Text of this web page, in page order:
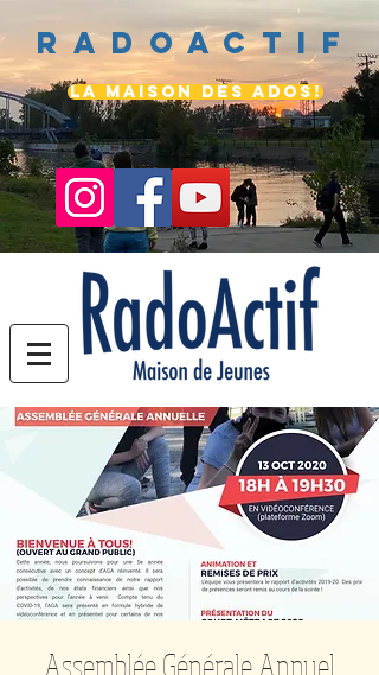
Radoactif
LA MAISON DES ADOS!
Assemblée Générale Annuel